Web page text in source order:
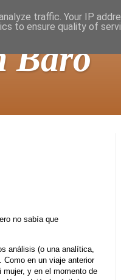
Baró
no sabía que
análisis (o una analítica,
en un viaje anterior
y en el momento de
traffic. Your IP
to ensure quality of